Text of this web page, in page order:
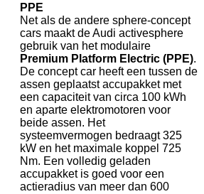
PPE
Net als de andere sphere-concept
cars maakt de Audi activesphere
gebruik van het modulaire
Premium Platform Electric (PPE).
De concept car heeft een tussen de
assen geplaatst accupakket met
een capaciteit van circa 100 kWh
en aparte elektromotoren voor
beide assen. Het
systeemvermogen bedraagt 325
kW en het maximale koppel 725
Nm. Een volledig geladen
accupakket is goed voor een
actieradius van meer dan 600